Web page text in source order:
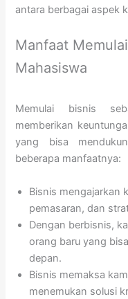
antara berbagai aspek
Manfaat
Mahasiswa
Memulai bisnis
memberikan
yang bisa
beberapa manfaatnya:
Bisnis mengajarkan
pemasaran, dan
Dengan berbisnis,
orang baru yang
depan.
Bisnis memaksa
menemukan solusi